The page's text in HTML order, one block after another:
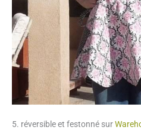
5. réversible et festonné sur